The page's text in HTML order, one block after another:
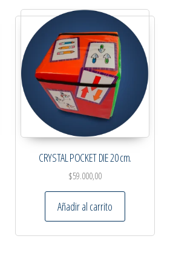
CRYSTAL POCKET DIE 20 cm.
$59.000,00
Añadir al carrito